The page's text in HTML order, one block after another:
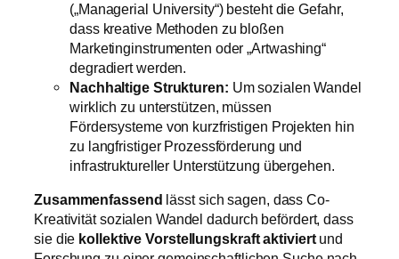
(„Managerial University“) besteht die Gefahr,
dass kreative Methoden zu bloßen
Marketinginstrumenten oder „Artwashing“
degradiert werden.
Nachhaltige Strukturen: Um sozialen Wandel
wirklich zu unterstützen, müssen
Fördersysteme von kurzfristigen Projekten hin
zu langfristiger Prozessförderung und
infrastruktureller Unterstützung übergehen.
Zusammenfassend lässt sich sagen, dass Co-
Kreativität sozialen Wandel dadurch befördert, dass
sie die kollektive Vorstellungskraft aktiviertund